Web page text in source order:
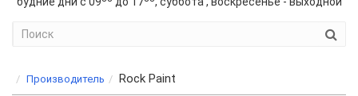
Производитель Rock Paint